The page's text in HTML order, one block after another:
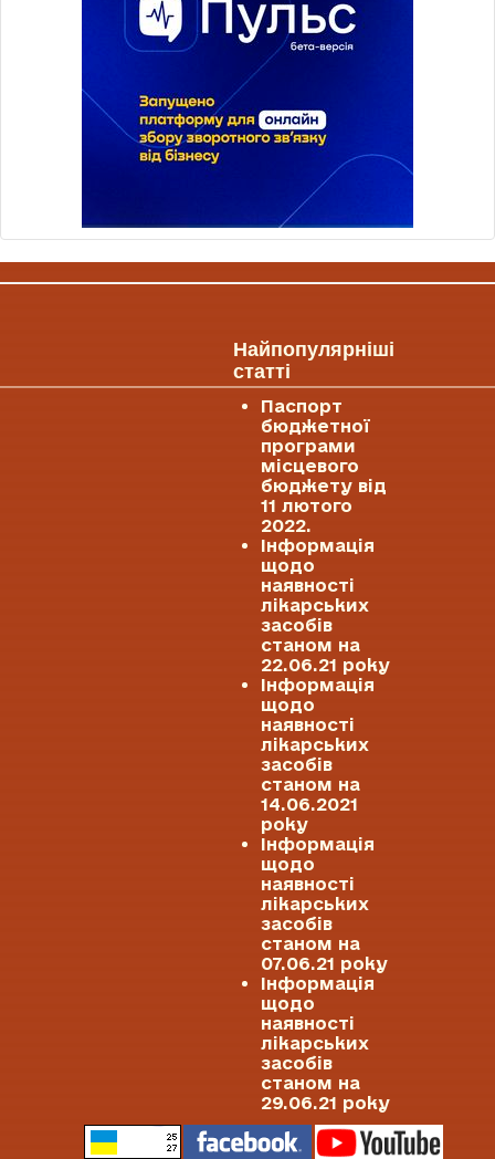
Найпопулярніші
статті
Паспорт
бюджетної
програми
місцевого
бюджету від
11 лютого
2022.
Інформація
щодо
наявності
лікарських
засобів
станом на
22.06.21 року
Інформація
щодо
наявності
лікарських
засобів
станом на
14.06.2021
року
Інформація
щодо
наявності
лікарських
засобів
станом на
07.06.21 року
Інформація
щодо
наявності
лікарських
засобів
станом на
29.06.21 року